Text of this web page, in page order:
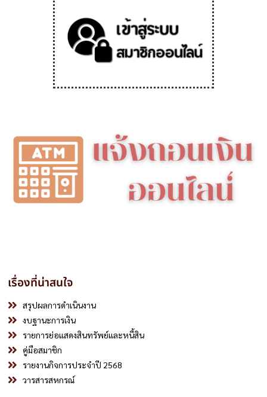
เรื่องที่น่าสนใจ
สรุปผลการดำเนินงาน
งบฐานะการเงิน
รายการย่อแสดงสินทรัพย์และหนี้สิน
คู่มือสมาชิก
รายงานกิจการประจำปี 2568
วารสารสหกรณ์